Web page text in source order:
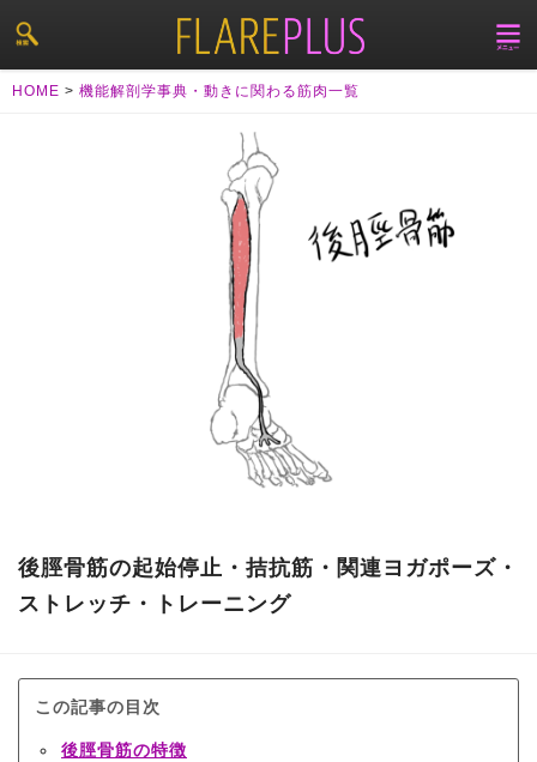
HOME > 機能解剖学事典・動きに関わる筋肉一覧
後脛骨筋の起始停止・拮抗筋・関連ヨガポーズ・
ストレッチ・トレーニング
この記事の目次
後脛骨筋の特徴